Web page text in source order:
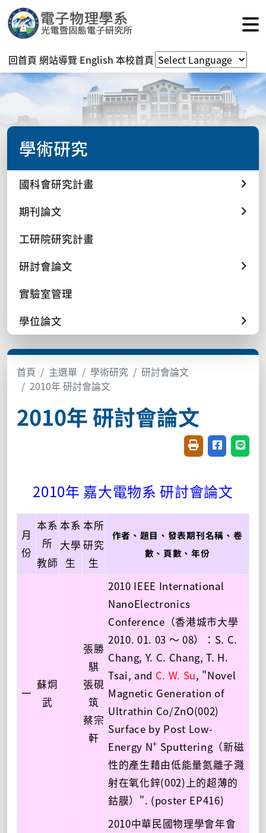
回首頁 網站導覽 English 本校首頁
學術研究
國科會研究計畫
期刊論文
工研院研究計畫
研討會論文
實驗室管理
學位論文
首頁 主選單 學術研究
研討會論文
2010年 研討會論文
2010年 研討會論文
友善列印(開新視
分享至臉書
分享
2010年 嘉大電物系 研討會論文
月
份
本系
所
教師
本系
大學
生
本所
研究
生
作者、題目、發表期刊名稱、卷
數、頁數、年份
一
蘇炯
武
張勝
騏
張硯
筑
蔡宗
軒
2010 IEEE International
NanoElectronics
Conference（香港城市大學
2010. 01. 03 ～ 08）：S. C.
Chang, Y. C. Chang, T. H.
Tsai, and C. W. Su, "Novel
Magnetic Generation of
Ultrathin Co/ZnO(002)
Surface by Post Low-
Energy N+ Sputtering（新磁
性的產生藉由低能量氮離子濺
射在氧化鋅(002)上的超薄的
鈷膜）". (poster EP416)
2010中華民國物理學會年會